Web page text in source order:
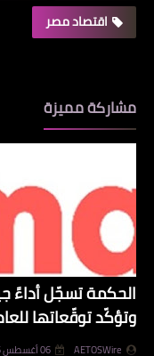
اقتصاد مصر
مشاركة مميزة
الحكمة تسجّل أداءً
وتؤكّد توقّعاتها
AETOSWire 06 أغسطس 2026